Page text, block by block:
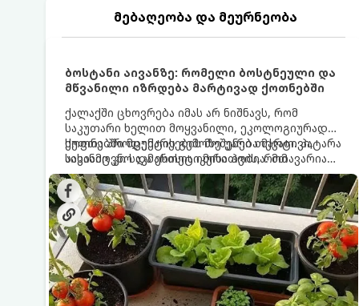
მებაღეობა და მეურნეობა
ბოსტანი აივანზე: რომელი ბოსტნეული და
მწვანილი იზრდება მარტივად ქოთნებში
ქალაქში ცხოვრება იმას არ ნიშნავს, რომ
საკუთარი ხელით მოყვანილი, ეკოლოგიურად
სუფთა პროდუქტის გემოზე უარი თქვათ. პატარა
აივანიც კი საკმარისია იმისათვის, რომ
მოიწყოთ მინი-ბოსტანი, საიდანაც
ყოველდღიურად ახალ, არომატულ მწვანილსა
და ბოსტნეულს მოკრეფთ.
ქოთნებში მცენარეების მოშენება მარტივი,
სასიამოვნო და ესთეტიკური ჰობია. მთავარია
იცოდეთ, რომელი კულტურები ეგუებიან
ქოთნის პირობებს ყველაზე კარგად და როგორ
მოუაროთ მათ სწორად.